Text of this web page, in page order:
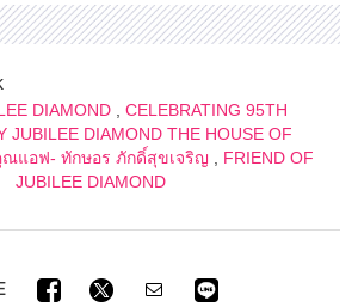
DIAMOND
CELEBRATING 95TH
JUBILEE DIAMOND THE HOUSE OF
ณแอฟ- ทักษอร ภักดิ์สุขเจริญ
FRIEND OF
JUBILEE DIAMOND